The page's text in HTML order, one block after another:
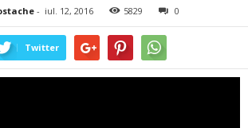
- iul. 12, 2016 5829 0
Twitter